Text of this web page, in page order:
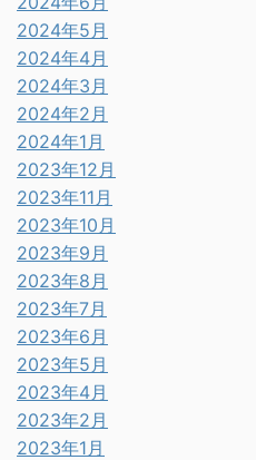
2024年5月
2024年4月
2024年3月
2024年2月
2024年1月
2023年12月
2023年11月
2023年10月
2023年9月
2023年8月
2023年7月
2023年6月
2023年5月
2023年4月
2023年2月
2023年1月